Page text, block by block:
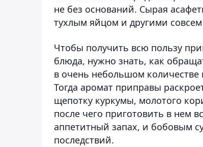
не без оснований. Сырая
тухлым яйцом и другими
Чтобы получить всю пользу
блюда, нужно знать, как
в очень небольшом количестве
Тогда аромат приправы
щепотку куркумы, молотого
после чего приготовить в нем
аппетитный запах, и бобовым
последствий.